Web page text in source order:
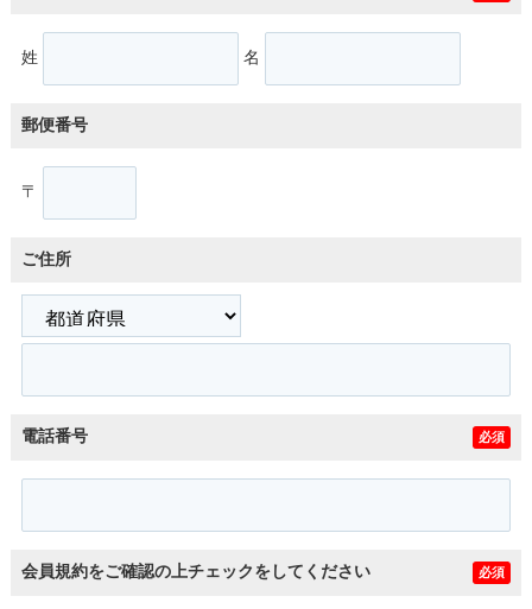
姓 名
郵便番号
〒
ご住所
電話番号 必須
会員規約をご確認の上チェックをしてください 必須